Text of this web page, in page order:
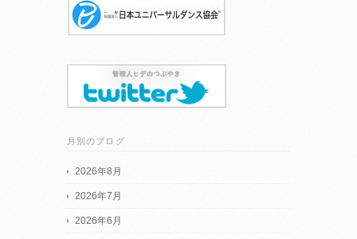
月別のブログ
2026年8月
2026年7月
2026年6月